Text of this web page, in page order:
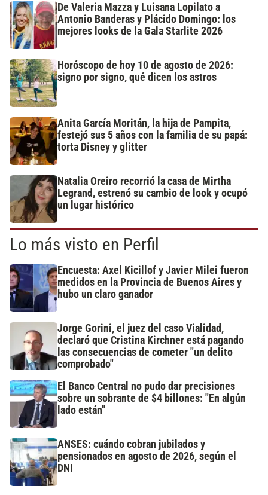
De Valeria Mazza y Luisana Lopilato a
Antonio Banderas y Plácido Domingo: los
mejores looks de la Gala Starlite 2026
Horóscopo de hoy 10 de agosto de 2026:
signo por signo, qué dicen los astros
Anita García Moritán, la hija de Pampita,
festejó sus 5 años con la familia de su papá:
torta Disney y glitter
Natalia Oreiro recorrió la casa de Mirtha
Legrand, estrenó su cambio de look y ocupó
un lugar histórico
Lo más visto en Perfil
Encuesta: Axel Kicillof y Javier Milei fueron
medidos en la Provincia de Buenos Aires y
hubo un claro ganador
Jorge Gorini, el juez del caso Vialidad,
declaró que Cristina Kirchner está pagando
las consecuencias de cometer "un delito
comprobado"
El Banco Central no pudo dar precisiones
sobre un sobrante de $4 billones: "En algún
lado están"
ANSES: cuándo cobran jubilados y
pensionados en agosto de 2026, según el
DNI